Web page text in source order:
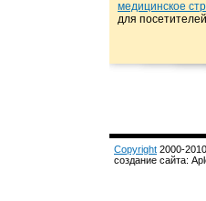
медицинское
для
Copyright 2000-
создание сайта: